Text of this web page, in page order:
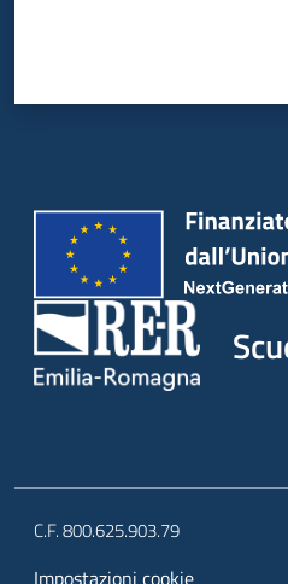
C.F. 800.625.903.79
Impostazioni cookie